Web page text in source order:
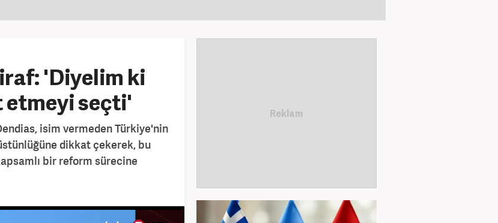
'Diyelim ki
seçti'
isim vermeden Türkiye'nin
dikkat çekerek, bu
bir reform sürecine